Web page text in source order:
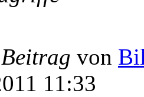
von
11:33